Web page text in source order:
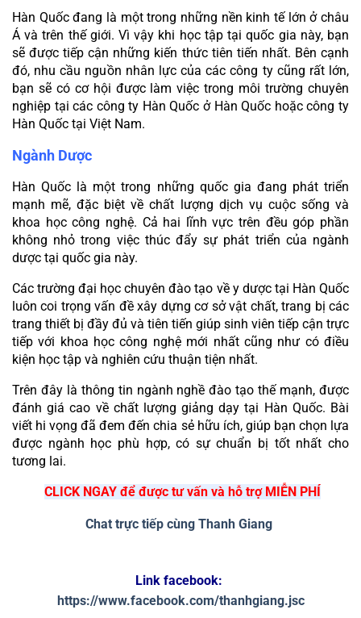
Hàn Quốc đang là một trong những nền kinh tế lớn ở châu
Á và trên thế giới. Vì vậy khi học tập tại quốc gia này, bạn
sẽ được tiếp cận những kiến thức tiên tiến nhất. Bên cạnh
đó, nhu cầu nguồn nhân lực của các công ty cũng rất lớn,
bạn sẽ có cơ hội được làm việc trong môi trường chuyên
nghiệp tại các công ty Hàn Quốc ở Hàn Quốc hoặc công ty
Hàn Quốc tại Việt Nam.
Ngành Dược
Hàn Quốc là một trong những quốc gia đang phát triển
mạnh mẽ, đặc biệt về chất lượng dịch vụ cuộc sống và
khoa học công nghệ. Cả hai lĩnh vực trên đều góp phần
không nhỏ trong việc thúc đẩy sự phát triển của ngành
dược tại quốc gia này.
Các trường đại học chuyên đào tạo về y dược tại Hàn Quốc
luôn coi trọng vấn đề xây dựng cơ sở vật chất, trang bị các
trang thiết bị đầy đủ và tiên tiến giúp sinh viên tiếp cận trực
tiếp với khoa học công nghệ mới nhất cũng như có điều
kiện học tập và nghiên cứu thuận tiện nhất.
Trên đây là thông tin ngành nghề đào tạo thế mạnh, được
đánh giá cao về chất lượng giảng dạy tại Hàn Quốc. Bài
viết hi vọng đã đem đến chia sẻ hữu ích, giúp bạn chọn lựa
được ngành học phù hợp, có sự chuẩn bị tốt nhất cho
tương lai.
CLICK NGAY để được tư vấn và hỗ trợ MIỄN PHÍ
Chat trực tiếp cùng Thanh Giang
https://www.facebook.com/thanhgiang.jsc